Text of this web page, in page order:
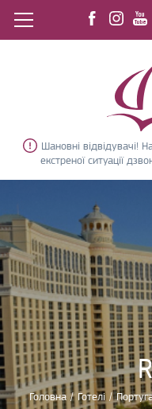
Шановні відвідувачі!
екстреної ситуації
Головна / Готелі /